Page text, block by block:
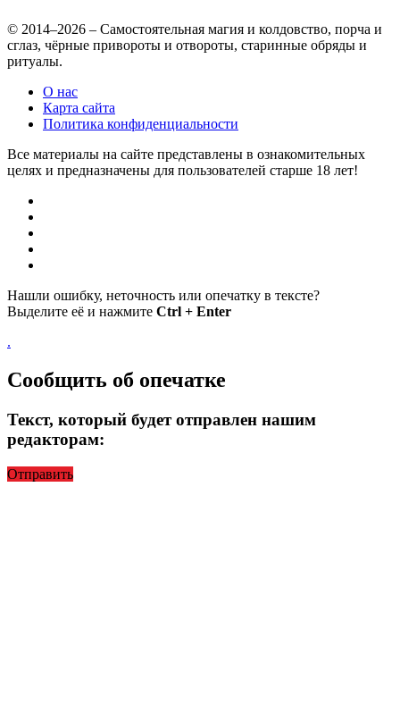
© 2014–2026 – Самостоятельная магия и колдовство, порча и
сглаз, чёрные привороты и отвороты, старинные обряды и
ритуалы.
О нас
Карта сайта
Политика конфиденциальности
Все материалы на сайте представлены в ознакомительных
целях и предназначены для пользователей старше 18 лет!
Нашли ошибку, неточность или опечатку в тексте?
Выделите её и нажмите Ctrl + Enter
.
Сообщить об опечатке
Текст, который будет отправлен нашим
редакторам:
Отправить